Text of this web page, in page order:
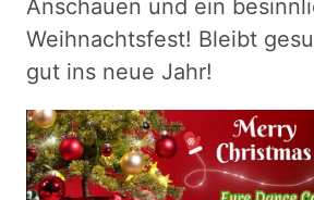
Anschauen und ein
Weihnachtsfest! Bleibt
gut ins neue Jahr!